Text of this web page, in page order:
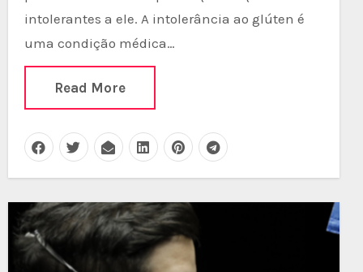
intolerantes a ele. A intolerância ao glúten é
uma condição médica…
Read More